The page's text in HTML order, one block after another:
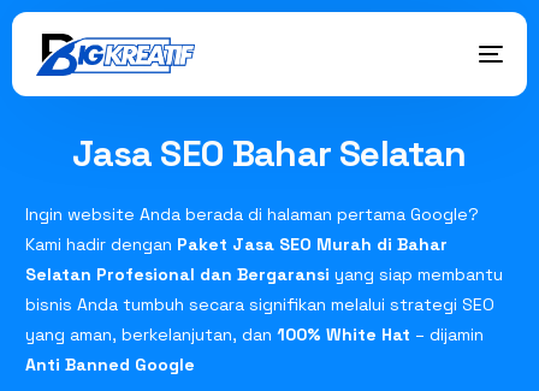
Jasa SEO Bahar Selatan
Ingin website Anda berada di halaman pertama Google?
Kami hadir dengan Paket Jasa SEO Murah di Bahar
Selatan Profesional dan Bergaransi yang siap membantu
bisnis Anda tumbuh secara signifikan melalui strategi SEO
yang aman, berkelanjutan, dan100% White Hat – dijamin
Anti Banned Google